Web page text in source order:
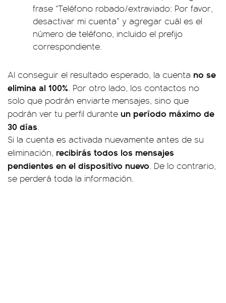
frase “Teléfono robado/extraviado: Por favor,
desactivar mi cuenta” y agregar cuál es el
número de teléfono, incluido el prefijo
correspondiente.
Al conseguir el resultado esperado, la cuenta no se
elimina al 100%. Por otro lado, los contactos no
solo que podrán enviarte mensajes, sino que
podrán ver tu perfil durante un período máximo de
30 días.
Si la cuenta es activada nuevamente antes de su
eliminación, recibirás todos los mensajes
pendientes en el dispositivo nuevo. De lo contrario,
se perderá toda la información.